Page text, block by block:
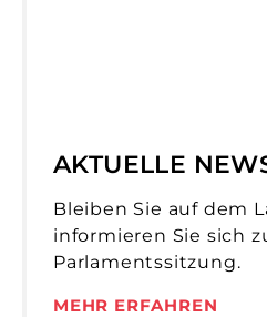
AKTUELLE
Bleiben Sie auf dem
informieren Sie sich
Parlamentssitzung.
MEHR ERFAHREN